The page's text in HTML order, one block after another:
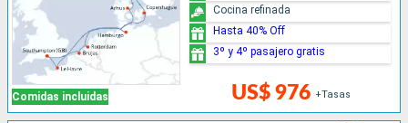
Comidas incluidas US$ 976 +Tasas
Cocina refinada
Hasta 40% Off
3º y 4º pasajero gratis